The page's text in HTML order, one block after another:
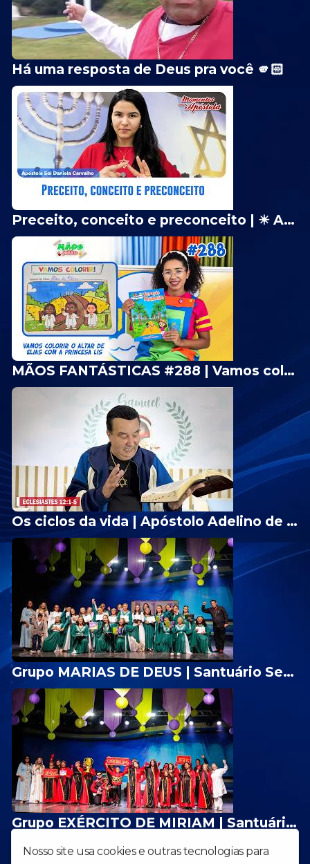
Há uma resposta de Deus pra você 🫵🏻
Preceito, conceito e preconceito | ☀ Apóstola Sol Daniela Carvalho
MÃOS FANTÁSTICAS #288 | Vamos colorir o Altar de Elias - Livrão Geração Maanaim✨
Os ciclos da vida | Apóstolo Adelino de Carvalho
Grupo MARIAS DE DEUS | Santuário Sede de Goiânia/GO
Grupo EXÉRCITO DE MIRIAM | Santuário do Jardim Cristalino - AP. de Goiânia/GO
1 2 3 4
Nosso site usa cookies e outras tecnologias para